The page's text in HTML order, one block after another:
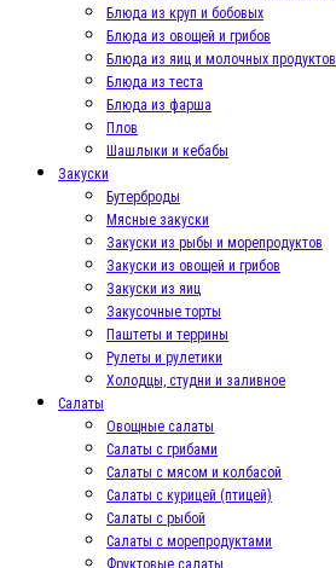
Блюда из круп и бобовых
Блюда из овощей и грибов
Блюда из яиц и молочных продуктов
Блюда из теста
Блюда из фарша
Плов
Шашлыки и кебабы
Закуски
Бутерброды
Мясные закуски
Закуски из рыбы и морепродуктов
Закуски из овощей и грибов
Закуски из яиц
Закусочные торты
Паштеты и террины
Рулеты и рулетики
Холодцы, студни и заливное
Салаты
Овощные салаты
Салаты с грибами
Салаты с мясом и колбасой
Салаты с курицей (птицей)
Салаты с рыбой
Салаты с морепродуктами
Фруктовые салаты